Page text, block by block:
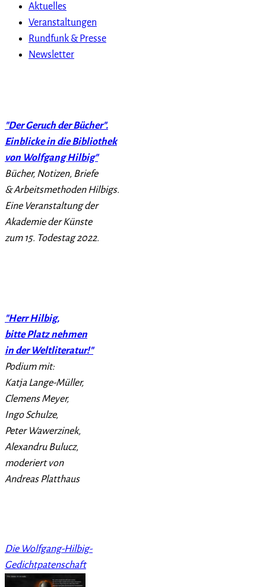
Aktuelles
Veranstaltungen
Rundfunk & Presse
Newsletter
"Der Geruch der Bücher".
Einblicke in die Bibliothek
von Wolfgang Hilbig"
Bücher, Notizen, Briefe
& Arbeitsmethoden Hilbigs.
Eine Veranstaltung der
Akademie der Künste
zum 15. Todestag 2022.
"Herr Hilbig,
bitte Platz nehmen
in der Weltliteratur!"
Podium mit:
Katja Lange-Müller,
Clemens Meyer,
Ingo Schulze,
Peter Wawerzinek,
Alexandru Bulucz,
moderiert von
Andreas Platthaus
Die Wolfgang-Hilbig-
Gedichtpatenschaft